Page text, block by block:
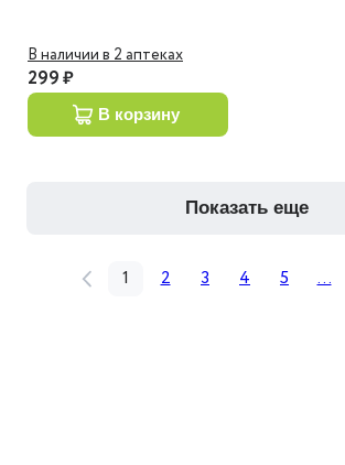
В наличии в 2 аптеках
299 ₽
в корзину
показать еще
1 2 3 4 5 ...